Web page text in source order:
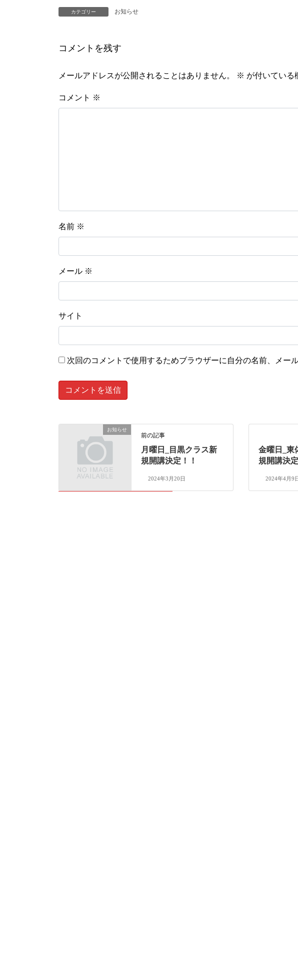
カテゴリー お知らせ
コメントを残す
メールアドレスが公開されることはありません。 ※ が付いている
コメント ※
名前 ※
メール ※
サイト
次回のコメントで使用するためブラウザーに自分の名前、メー
お知らせ
前の記事
月曜日_目黒クラス新
規開講決定！！
2024年3月20日
金曜日_東
規開講決
2024年4月9